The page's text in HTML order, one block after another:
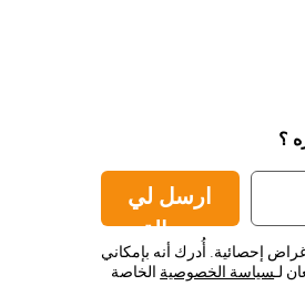
؟
ارسل لي
رسالة
إحصائية. أُدرك أنه بإمكاني
لـسياسة الخصوصيةالخاصة